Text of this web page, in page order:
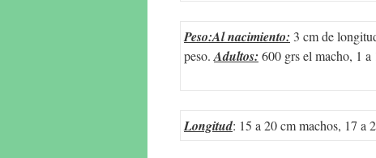
Peso:Al nacimiento: 3 cm de
peso.Adultos: 600 grs el macho, 1
Longitud: 15 a 20 cm machos, 17 a